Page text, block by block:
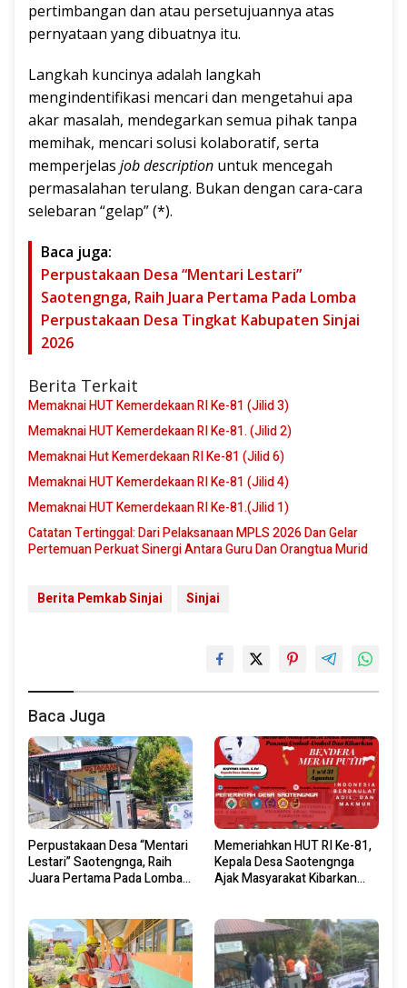
pertimbangan dan atau persetujuannya atas
pernyataan yang dibuatnya itu.
Langkah kuncinya adalah langkah
mengindentifikasi mencari dan mengetahui apa
akar masalah, mendegarkan semua pihak tanpa
memihak, mencari solusi kolaboratif, serta
memperjelas job description untuk mencegah
permasalahan terulang. Bukan dengan cara-cara
selebaran “gelap” (*).
Baca juga:
Perpustakaan Desa “Mentari Lestari”
Saotengnga, Raih Juara Pertama Pada Lomba
Perpustakaan Desa Tingkat Kabupaten Sinjai
2026
Berita Terkait
Memaknai HUT Kemerdekaan RI Ke-81 (Jilid 3)
Memaknai HUT Kemerdekaan RI Ke-81. (Jilid 2)
Memaknai Hut Kemerdekaan RI Ke-81 (Jilid 6)
Memaknai HUT Kemerdekaan RI Ke-81 (Jilid 4)
Memaknai HUT Kemerdekaan RI Ke-81.(Jilid 1)
Catatan Tertinggal: Dari Pelaksanaan MPLS 2026 Dan Gelar
Pertemuan Perkuat Sinergi Antara Guru Dan Orangtua Murid
Berita Pemkab Sinjai Sinjai
Baca Juga
Perpustakaan Desa “Mentari
Lestari” Saotengnga, Raih
Juara Pertama Pada Lomba
Memeriahkan HUT RI Ke-81,
Kepala Desa Saotengnga
Ajak Masyarakat Kibarkan